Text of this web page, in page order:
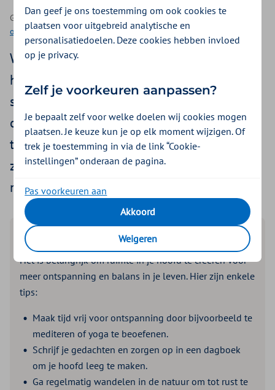
Geplaatst op 11 januari 2023 | Een artikel als onderdeel van
ontspannen| 3 minuten lezen
We hebben de neiging om maar door te
hollen. Werk, kinderen, sociaal leven,
sporten, verjaardagen ... Maar soms is het
ook goed om even stil te staan. Diep adem
te halen en wat rust en ruimte te maken. Je
zal zien dat dat zomaar kan leiden tot
nieuwe inzichten en een lichter leven.
Lees de samenvatting
Het is belangrijk om ruimte in je hoofd te creëren voor
meer ontspanning en balans in je leven. Hier zijn enkele
tips:
Maak tijd vrij voor ontspanning door bijvoorbeeld te
mediteren of yoga te beoefenen.
Schrijf je gedachten en zorgen op in een dagboek
om je hoofd leeg te maken.
Ga regelmatig wandelen in de natuur om tot rust te
Dan geef je ons toestemming om ook cookies te
plaatsen voor uitgebreid analytische en
personalisatiedoelen. Deze cookies hebben invloed
op je privacy.
Zelf je voorkeuren aanpassen?
Je bepaalt zelf voor welke doelen wij cookies mogen
plaatsen. Je keuze kun je op elk moment wijzigen. Of
trek je toestemming in via de link “Cookie-
instellingen” onderaan de pagina.
Pas voorkeuren aan
Akkoord
Weigeren